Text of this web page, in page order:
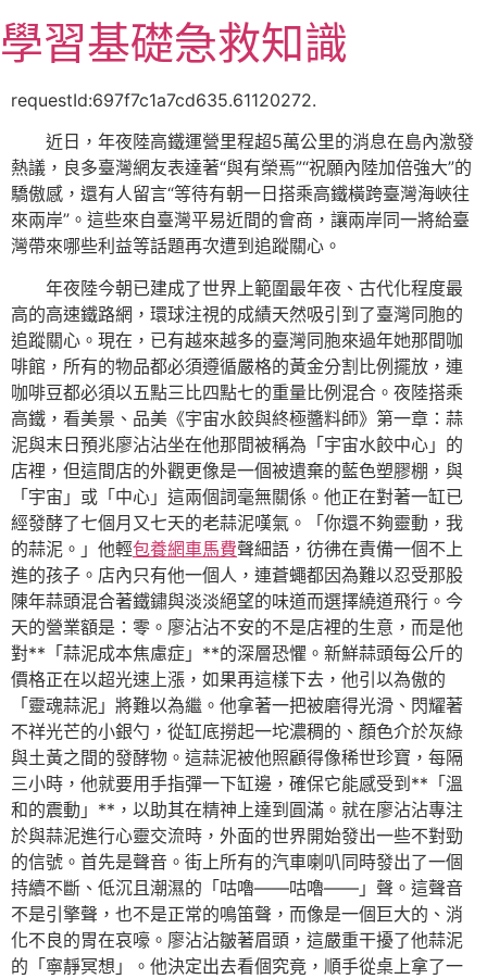
至
主
學習基礎急救知識
requestId:697f7c1a7cd635.61120272.
近日，年夜陸高鐵運營里程超5萬公里的消息在島內激發
熱議，良多臺灣網友表達著“與有榮焉”“祝願內陸加倍強大”的
驕傲感，還有人留言“等待有朝一日搭乘高鐵橫跨臺灣海峽往
來兩岸”。這些來自臺灣平易近間的會商，讓兩岸同一將給臺
灣帶來哪些利益等話題再次遭到追蹤關心。
年夜陸今朝已建成了世界上範圍最年夜、古代化程度最
高的高速鐵路網，環球注視的成績天然吸引到了臺灣同胞的
追蹤關心。現在，已有越來越多的臺灣同胞來過年她那間咖
啡館，所有的物品都必須遵循嚴格的黃金分割比例擺放，連
咖啡豆都必須以五點三比四點七的重量比例混合。夜陸搭乘
高鐵，看美景、品美《宇宙水餃與終極醬料師》第一章：蒜
泥與末日預兆廖沾沾坐在他那間被稱為「宇宙水餃中心」的
店裡，但這間店的外觀更像是一個被遺棄的藍色塑膠棚，與
「宇宙」或「中心」這兩個詞毫無關係。他正在對著一缸已
經發酵了七個月又七天的老蒜泥嘆氣。「你還不夠靈動，我
的蒜泥。」他輕包養網車馬費聲細語，彷彿在責備一個不上
進的孩子。店內只有他一個人，連蒼蠅都因為難以忍受那股
陳年蒜頭混合著鐵鏽與淡淡絕望的味道而選擇繞道飛行。今
天的營業額是：零。廖沾沾不安的不是店裡的生意，而是他
對**「蒜泥成本焦慮症」**的深層恐懼。新鮮蒜頭每公斤的
價格正在以超光速上漲，如果再這樣下去，他引以為傲的
「靈魂蒜泥」將難以為繼。他拿著一把被磨得光滑、閃耀著
不祥光芒的小銀勺，從缸底撈起一坨濃稠的、顏色介於灰綠
與土黃之間的發酵物。這蒜泥被他照顧得像稀世珍寶，每隔
三小時，他就要用手指彈一下缸邊，確保它能感受到**「溫
和的震動」**，以助其在精神上達到圓滿。就在廖沾沾專注
於與蒜泥進行心靈交流時，外面的世界開始發出一些不對勁
的信號。首先是聲音。街上所有的汽車喇叭同時發出了一個
持續不斷、低沉且潮濕的「咕嚕——咕嚕——」聲。這聲音
不是引擎聲，也不是正常的鳴笛聲，而像是一個巨大的、消
化不良的胃在哀嚎。廖沾沾皺著眉頭，這嚴重干擾了他蒜泥
的「寧靜冥想」。他決定出去看個究竟，順手從桌上拿了一